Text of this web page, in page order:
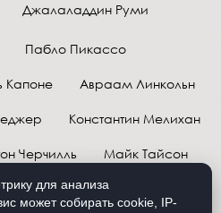
Джалаладдин Руми
Пабло Пикассо
Капоне Авраам Линкольн
Константин Мелихан
Черчилль Майк Тайсон
Грег Плитт
для анализа
может собирать cookie, IP-